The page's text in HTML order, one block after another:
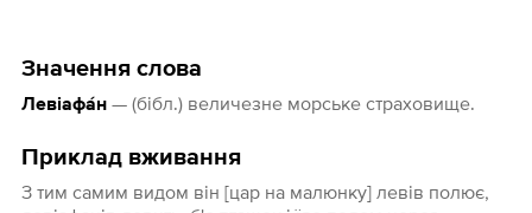
Значення слова
Левіафа́н— (бібл.) величезне морське страховище.
Приклад вживання
З тим самим видом він [цар на малюнку] левів полює,